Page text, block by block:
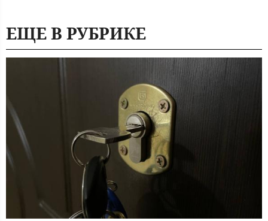
ЕЩЕ В РУБРИКЕ